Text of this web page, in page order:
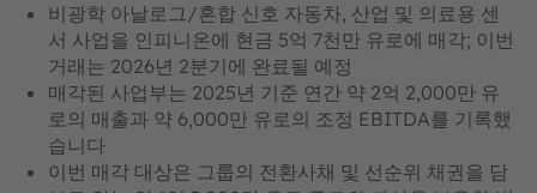
비광학 아날로그/혼합 신호 자동차, 산업 및 의료용 센
서 사업을 인피니온에 현금 5억 7천만 유로에 매각; 이번
거래는 2026년 2분기에 완료될 예정
매각된 사업부는 2025년 기준 연간 약 2억 2,000만 유
로의 매출과 약 6,000만 유로의 조정 EBITDA를 기록했
습니다
이번 매각 대상은 그룹의 전환사채 및 선순위 채권을 담